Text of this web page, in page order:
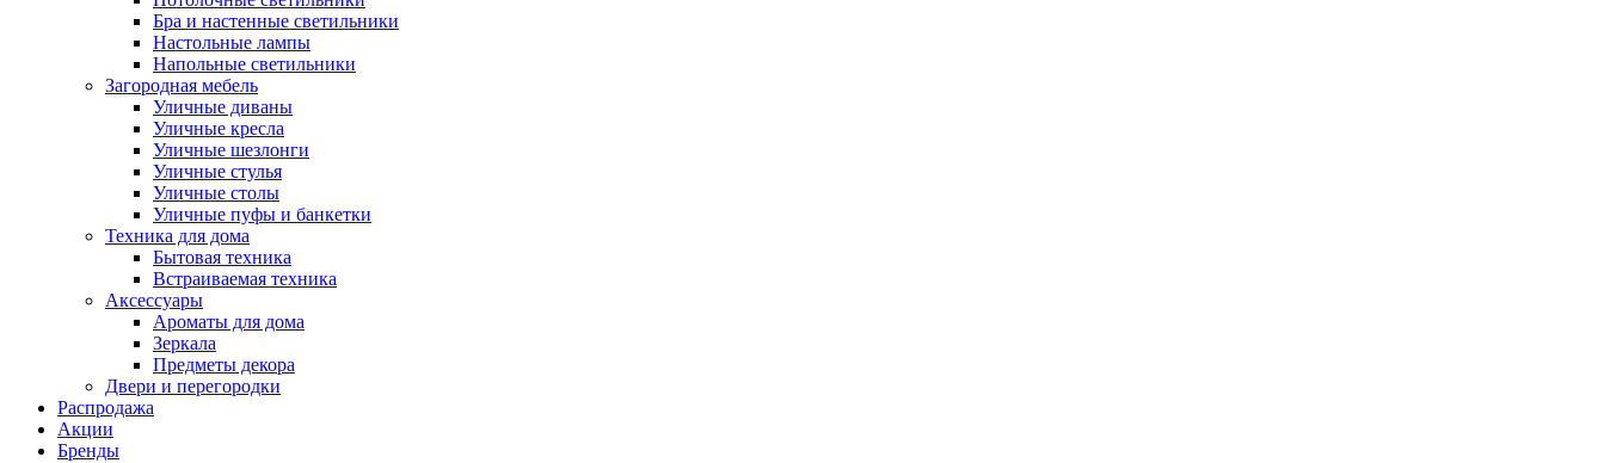
Бра и настенные светильники
Настольные лампы
Напольные светильники
Загородная мебель
Уличные диваны
Уличные кресла
Уличные шезлонги
Уличные стулья
Уличные столы
Уличные пуфы и банкетки
Техника для дома
Бытовая техника
Встраиваемая техника
Аксессуары
Ароматы для дома
Зеркала
Предметы декора
Двери и перегородки
Распродажа
Акции
Бренды